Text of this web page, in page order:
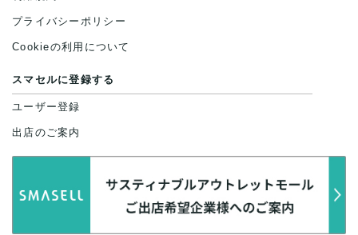
プライバシーポリシー
Cookieの利用について
スマセルに登録する
ユーザー登録
出店のご案内